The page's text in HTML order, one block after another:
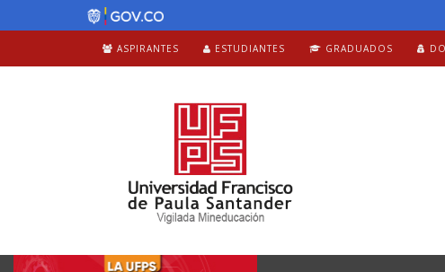
ASPIRANTES ESTUDIANTES GRADUADOS